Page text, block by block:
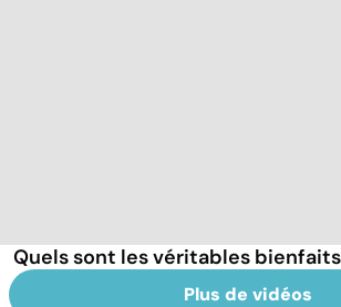
Quels sont les véritables bienfaits
Plus de vidéos